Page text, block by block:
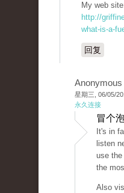
My web
http://
what-is-a-
回复
星期三, 06/05/
永久连接
冒个
It's in
listen
use the
the
Also